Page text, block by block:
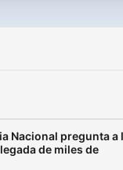
Nacional pregunta a
de miles de